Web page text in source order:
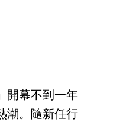
開幕不到一年
潮。隨新任行